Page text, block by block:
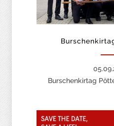
Burschenkirtag